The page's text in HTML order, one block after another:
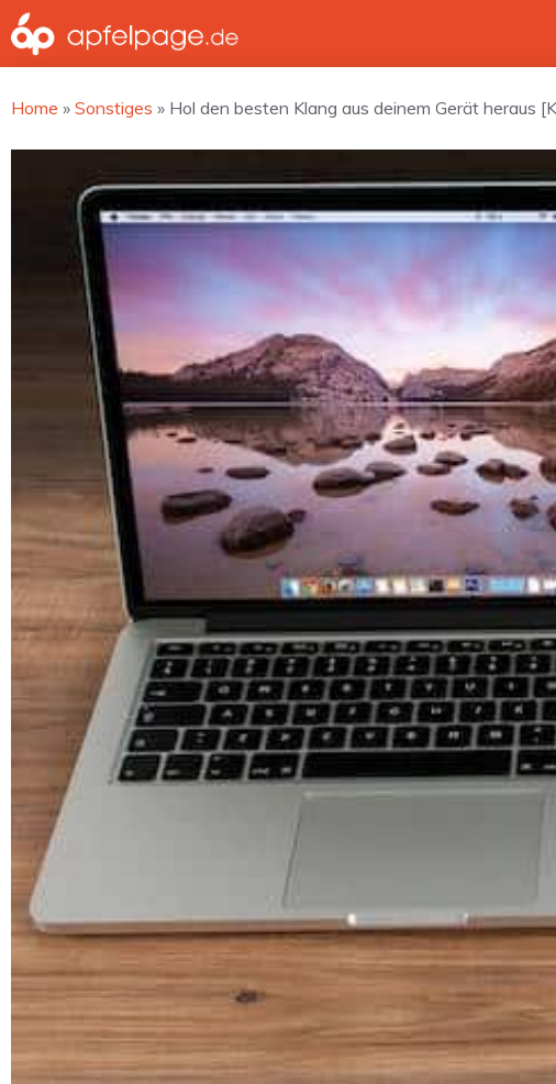
Zum
Inhalt
springen
Home » Sonstiges » Hol den besten Klang aus deinem Gerät heraus